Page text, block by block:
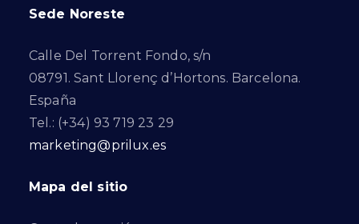
Sede Noreste
Calle Del Torrent Fondo, s/n
08791. Sant Llorenç d’Hortons. Barcelona.
España
Tel.: (+34) 93 719 23 29
marketing@prilux.es
Mapa del sitio